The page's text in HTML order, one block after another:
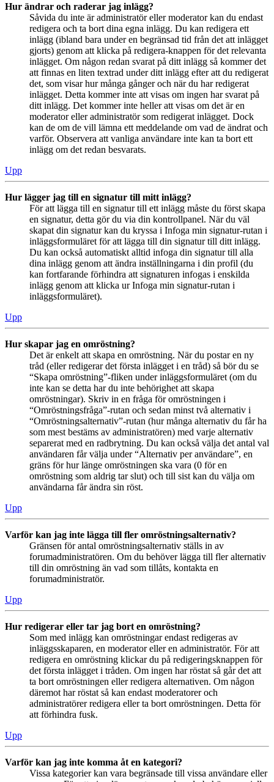
Hur ändrar och raderar jag inlägg?
Såvida du inte är administratör eller moderator kan du endast
redigera och ta bort dina egna inlägg. Du kan redigera ett
inlägg (ibland bara under en begränsad tid från det att inlägget
gjorts) genom att klicka på redigera-knappen för det relevanta
inlägget. Om någon redan svarat på ditt inlägg så kommer det
att finnas en liten textrad under ditt inlägg efter att du redigerat
det, som visar hur många gånger och när du har redigerat
inlägget. Detta kommer inte att visas om ingen har svarat på
ditt inlägg. Det kommer inte heller att visas om det är en
moderator eller administratör som redigerat inlägget. Dock
kan de om de vill lämna ett meddelande om vad de ändrat och
varför. Observera att vanliga användare inte kan ta bort ett
inlägg om det redan besvarats.
Upp
Hur lägger jag till en signatur till mitt inlägg?
För att lägga till en signatur till ett inlägg måste du först skapa
en signatur, detta gör du via din kontrollpanel. När du väl
skapat din signatur kan du kryssa i Infoga min signatur-rutan i
inläggsformuläret för att lägga till din signatur till ditt inlägg.
Du kan också automatiskt alltid infoga din signatur till alla
dina inlägg genom att ändra inställningarna i din profil (du
kan fortfarande förhindra att signaturen infogas i enskilda
inlägg genom att klicka ur Infoga min signatur-rutan i
inläggsformuläret).
Upp
Hur skapar jag en omröstning?
Det är enkelt att skapa en omröstning. När du postar en ny
tråd (eller redigerar det första inlägget i en tråd) så bör du se
“Skapa omröstning”-fliken under inläggsformuläret (om du
inte kan se detta har du inte behörighet att skapa
omröstningar). Skriv in en fråga för omröstningen i
“Omröstningsfråga”-rutan och sedan minst två alternativ i
“Omröstningsalternativ”-rutan (hur många alternativ du får ha
som mest bestäms av administratören) med varje alternativ
separerat med en radbrytning. Du kan också välja det antal val
användaren får välja under “Alternativ per användare”, en
gräns för hur länge omröstningen ska vara (0 för en
omröstning som aldrig tar slut) och till sist kan du välja om
användarna får ändra sin röst.
Upp
Varför kan jag inte lägga till fler omröstningsalternativ?
Gränsen för antal omröstningsalternativ ställs in av
forumadministratören. Om du behöver lägga till fler alternativ
till din omröstning än vad som tillåts, kontakta en
forumadministratör.
Upp
Hur redigerar eller tar jag bort en omröstning?
Som med inlägg kan omröstningar endast redigeras av
inläggsskaparen, en moderator eller en administratör. För att
redigera en omröstning klickar du på redigeringsknappen för
det första inlägget i tråden. Om ingen har röstat så går det att
ta bort omröstningen eller redigera alternativen. Om någon
däremot har röstat så kan endast moderatorer och
administratörer redigera eller ta bort omröstningen. Detta för
att förhindra fusk.
Upp
Varför kan jag inte komma åt en kategori?
Vissa kategorier kan vara begränsade till vissa användare eller